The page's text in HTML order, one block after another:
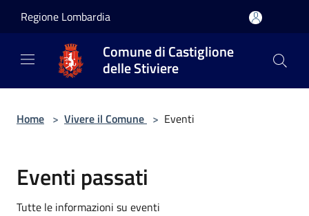
Regione Lombardia
Comune di Castiglione
delle Stiviere
Home > Vivere il Comune > Eventi
Eventi passati
Tutte le informazioni su eventi